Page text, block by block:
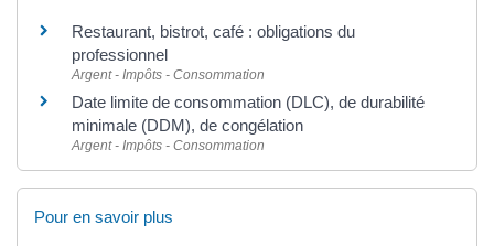
Restaurant, bistrot, café : obligations du
professionnel
Argent - Impôts - Consommation
Date limite de consommation (DLC), de durabilité
minimale (DDM), de congélation
Argent - Impôts - Consommation
Pour en savoir plus